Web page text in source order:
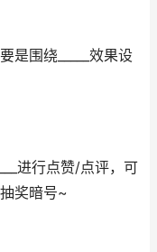
是围绕_____效果设
进行点赞/点评，可
奖暗号~